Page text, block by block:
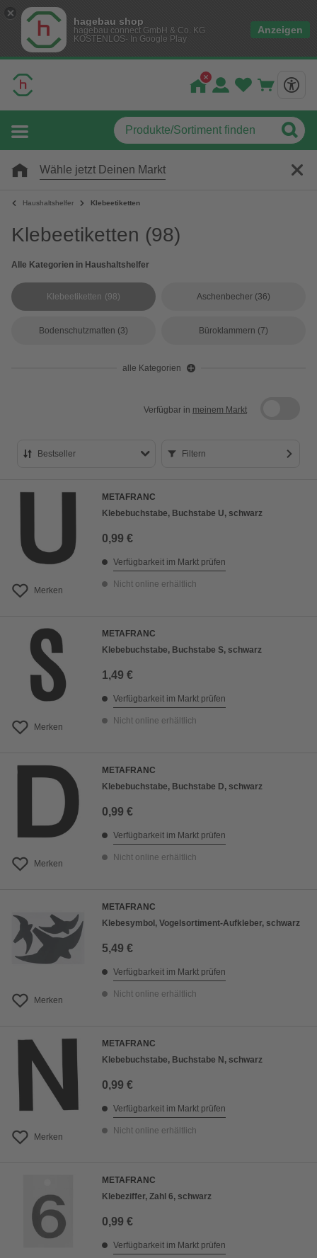
hagebau shop
hagebau connect GmbH & Co. KG
KOSTENLOS- In Google Play
Anzeigen
Wähle jetzt Deinen Markt
Haushaltshelfer Klebeetiketten
Klebeetiketten (98)
Alle Kategorien in Haushaltshelfer
Klebeetiketten (98) Aschenbecher (36)
Bodenschutzmatten (3) Büroklammern (7)
alle Kategorien
Verfügbar in meinem Markt
Bestseller
Preis aufsteigend
Preis absteigend
Bewertung
Filtern
Merken
METAFRANC
Klebebuchstabe, Buchstabe U, schwarz
0,99 €
Verfügbarkeit im Markt prüfen
Nicht online erhältlich
Merken
METAFRANC
Klebebuchstabe, Buchstabe S, schwarz
1,49 €
Verfügbarkeit im Markt prüfen
Nicht online erhältlich
Merken
METAFRANC
Klebebuchstabe, Buchstabe D, schwarz
0,99 €
Verfügbarkeit im Markt prüfen
Nicht online erhältlich
Merken
METAFRANC
Klebesymbol, Vogelsortiment-Aufkleber, schwarz
5,49 €
Verfügbarkeit im Markt prüfen
Nicht online erhältlich
Merken
METAFRANC
Klebebuchstabe, Buchstabe N, schwarz
0,99 €
Verfügbarkeit im Markt prüfen
Nicht online erhältlich
METAFRANC
Klebeziffer, Zahl 6, schwarz
0,99 €
Verfügbarkeit im Markt prüfen